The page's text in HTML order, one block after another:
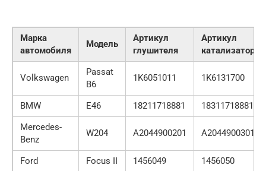
Марка
автомобиля
Модель
Артикул
глушителя
Артикул
катализатора
Volkswagen
Passat
B6
1K6051011 1K6131700
BMW E46 18211718881
18311718881
Mercedes-
Benz
W204 A2044900201 A2044900301
Ford Focus II 1456049 1456050